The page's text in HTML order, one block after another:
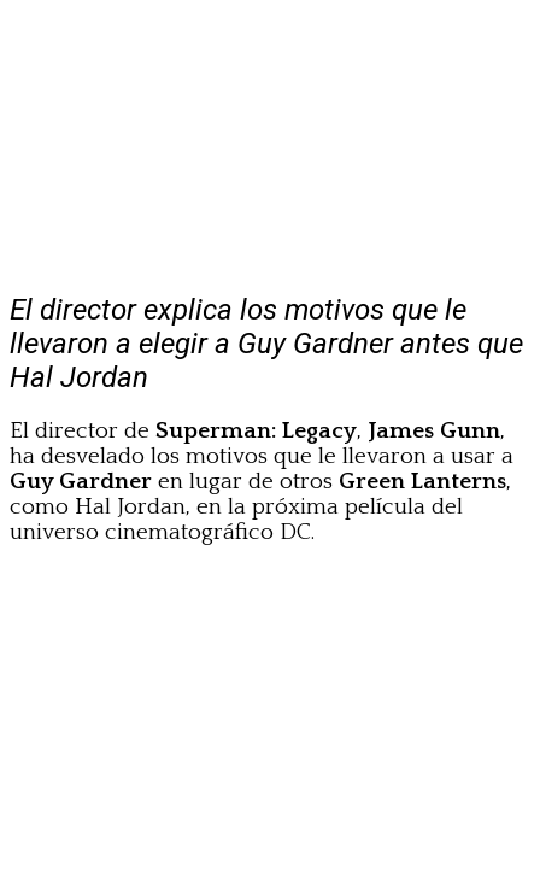
El director explica los motivos que le
llevaron a elegir a Guy Gardner antes que
Hal Jordan
El director de Superman: Legacy, James Gunn,
ha desvelado los motivos que le llevaron a usar a
Guy Gardner en lugar de otros Green Lanterns,
como Hal Jordan, en la próxima película del
universo cinematográfico DC.